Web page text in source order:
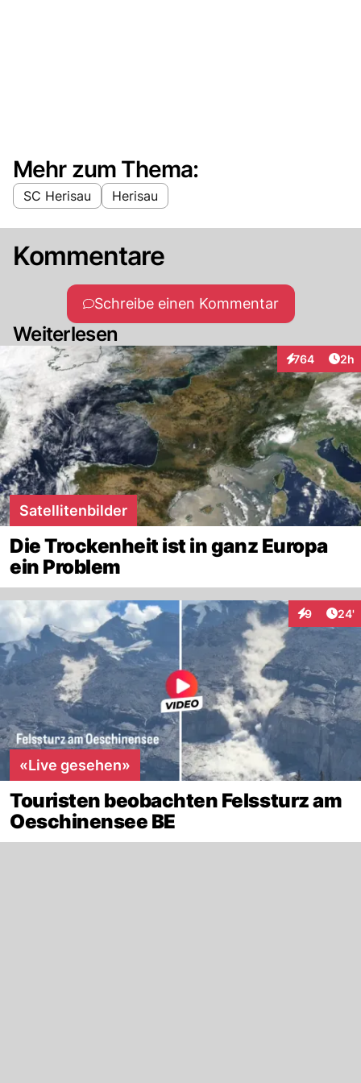
Mehr zum Thema:
SC Herisau Herisau
Kommentare
Schreibe einen Kommentar
Weiterlesen
764
Interaktionen
2h
Satellitenbilder
Die Trockenheit ist in ganz Europa
ein Problem
9 24'
«Live gesehen»
Touristen beobachten Felssturz am
Oeschinensee BE